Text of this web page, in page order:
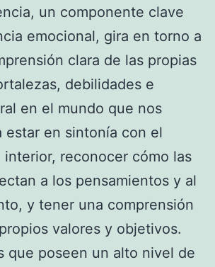
un componente clave
emocional, gira en torno a
clara de las propias
debilidades e
en el mundo que nos
estar en sintonía con el
interior, reconocer cómo las
a los pensamientos y al
y tener una comprensión
valores y objetivos.
que poseen un alto nivel de